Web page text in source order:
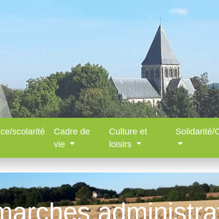
scolarité
Cadre de
vie
Culture et
loisirs
Solidarité/